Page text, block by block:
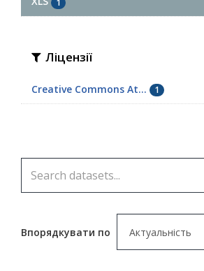
Ліцензії
Creative Commons At... 1
Впорядкувати по